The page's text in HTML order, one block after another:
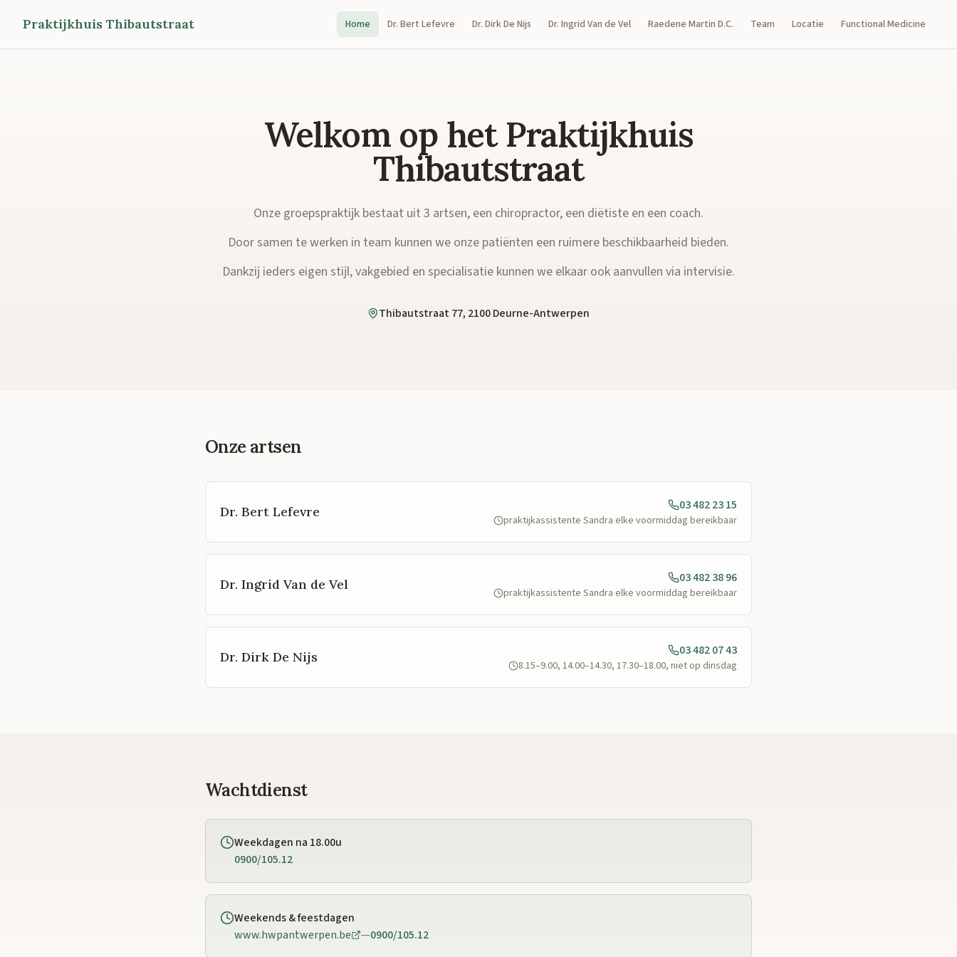
Praktijkhuis Thibautstraat Home Dr. Bert Lefevre Dr. Dirk De Nijs Dr. Ingrid Van de Vel Raedene Martin D.C. Team Locatie Functional Medicine
Welkom op het Praktijkhuis
Thibautstraat
Onze groepspraktijk bestaat uit 3 artsen, een chiropractor, een diëtiste en een coach.
Door samen te werken in team kunnen we onze patiënten een ruimere beschikbaarheid bieden.
Dankzij ieders eigen stijl, vakgebied en specialisatie kunnen we elkaar ook aanvullen via intervisie.
Thibautstraat 77, 2100 Deurne-Antwerpen
Onze artsen
Dr. Bert Lefevre 03 482 23 15
praktijkassistente Sandra elke voormiddag bereikbaar
Dr. Ingrid Van de Vel 03 482 38 96
praktijkassistente Sandra elke voormiddag bereikbaar
Dr. Dirk De Nijs 03 482 07 43
8.15–9.00, 14.00–14.30, 17.30–18.00, niet op dinsdag
Wachtdienst
Weekdagen na 18.00u
0900/105.12
Weekends & feestdagen
www.hwpantwerpen.be
—0900/105.12